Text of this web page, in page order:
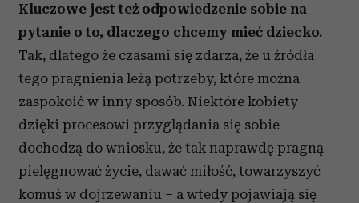
Kluczowe jest też odpowiedzenie sobie na
pytanie o to, dlaczego chcemy mieć dziecko.
Tak, dlatego że czasami się zdarza, że u źródła
tego pragnienia leżą potrzeby, które można
zaspokoić w inny sposób. Niektóre kobiety
dzięki procesowi przyglądania się sobie
dochodzą do wniosku, że tak naprawdę pragną
pielęgnować życie, dawać miłość, towarzyszyć
komuś w dojrzewaniu – a wtedy pojawiają się